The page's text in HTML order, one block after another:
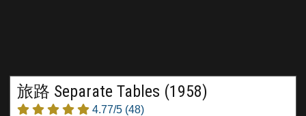
旅路 Separate Tables (1958)
4.77/5 (48)